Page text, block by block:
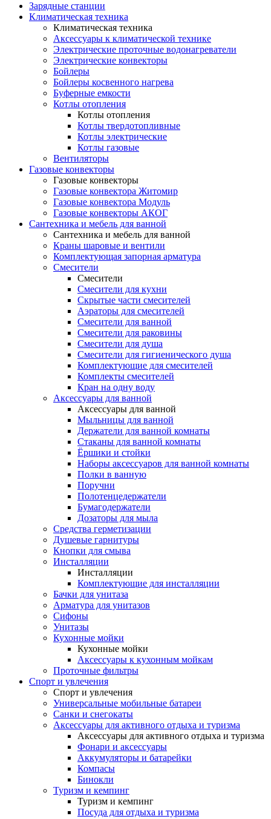
Зарядные станции
Климатическая техника
Климатическая техника
Аксессуары к климатической технике
Электрические проточные водонагреватели
Электрические конвекторы
Бойлеры
Бойлеры косвенного нагрева
Буферные емкости
Котлы отопления
Котлы отопления
Котлы твердотопливные
Котлы электрические
Котлы газовые
Вентиляторы
Газовые конвекторы
Газовые конвекторы
Газовые конвектора Житомир
Газовые конвектора Модуль
Газовые конвекторы АКОГ
Сантехника и мебель для ванной
Сантехника и мебель для ванной
Краны шаровые и вентили
Комплектующая запорная арматура
Смесители
Смесители
Смесители для кухни
Скрытые части смесителей
Аэраторы для смесителей
Смесители для ванной
Смесители для раковины
Смесители для душа
Смесители для гигиенического душа
Комплектующие для смесителей
Комплекты смесителей
Кран на одну воду
Аксессуары для ванной
Аксессуары для ванной
Мыльницы для ванной
Держатели для ванной комнаты
Стаканы для ванной комнаты
Ёршики и стойки
Наборы аксессуаров для ванной комнаты
Полки в ванную
Поручни
Полотенцедержатели
Бумагодержатели
Дозаторы для мыла
Средства герметизации
Душевые гарнитуры
Кнопки для смыва
Инсталляции
Инсталляции
Комплектующие для инсталляции
Бачки для унитаза
Арматура для унитазов
Сифоны
Унитазы
Кухонные мойки
Кухонные мойки
Аксессуары к кухонным мойкам
Проточные фильтры
Спорт и увлечения
Спорт и увлечения
Универсальные мобильные батареи
Санки и снегокаты
Аксессуары для активного отдыха и туризма
Аксессуары для активного отдыха и туризма
Фонари и аксессуары
Аккумуляторы и батарейки
Компасы
Бинокли
Туризм и кемпинг
Туризм и кемпинг
Посуда для отдыха и туризма